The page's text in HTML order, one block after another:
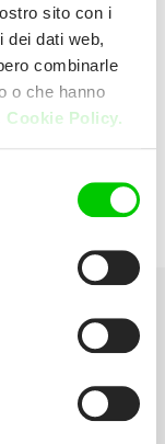
sito con i
dei dati web,
combinarle
o che hanno
Cookie Policy.